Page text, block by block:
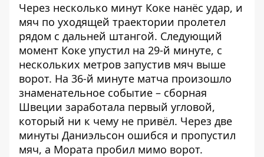
Через несколько минут Коке нанёс удар, и
мяч по уходящей траектории пролетел
рядом с дальней штангой. Следующий
момент Коке упустил на 29-й минуте, с
нескольких метров запустив мяч выше
ворот. На 36-й минуте матча произошло
знаменательное событие – сборная
Швеции заработала первый угловой,
который ни к чему не привёл. Через две
минуты Даниэльсон ошибся и пропустил
мяч, а Мората пробил мимо ворот.